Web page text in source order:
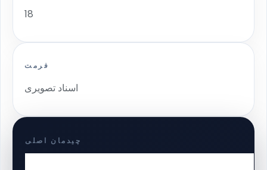
18
فرمت
اسناد تصویری
چیدمان اصلی